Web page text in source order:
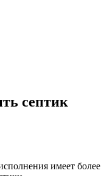
септик
имеет более